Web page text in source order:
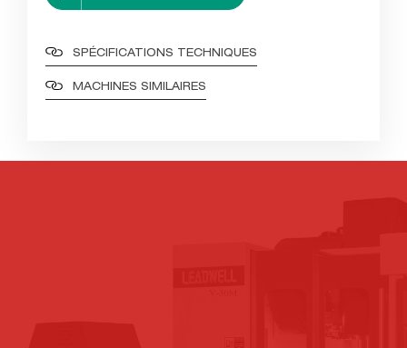
SPÉCIFICATIONS TECHNIQUES
MACHINES SIMILAIRES